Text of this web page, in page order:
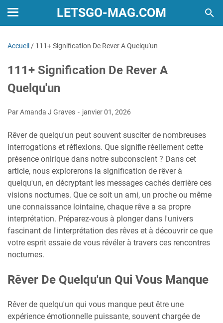
LETSGO-MAG.COM
Accueil / 111+ Signification De Rever A Quelqu'un
111+ Signification De Rever A
Quelqu'un
Par Amanda J Graves janvier 01, 2026
Rêver de quelqu'un peut souvent susciter de nombreuses
interrogations et réflexions. Que signifie réellement cette
présence onirique dans notre subconscient ? Dans cet
article, nous explorerons la signification de rêver à
quelqu'un, en décryptant les messages cachés derrière ces
visions nocturnes. Que ce soit un ami, un proche ou même
une connaissance lointaine, chaque rêve a sa propre
interprétation. Préparez-vous à plonger dans l'univers
fascinant de l'interprétation des rêves et à découvrir ce que
votre esprit essaie de vous révéler à travers ces rencontres
nocturnes.
Rêver De Quelqu'un Qui Vous Manque
Rêver de quelqu'un qui vous manque peut être une
expérience émotionnelle puissante, souvent chargée de